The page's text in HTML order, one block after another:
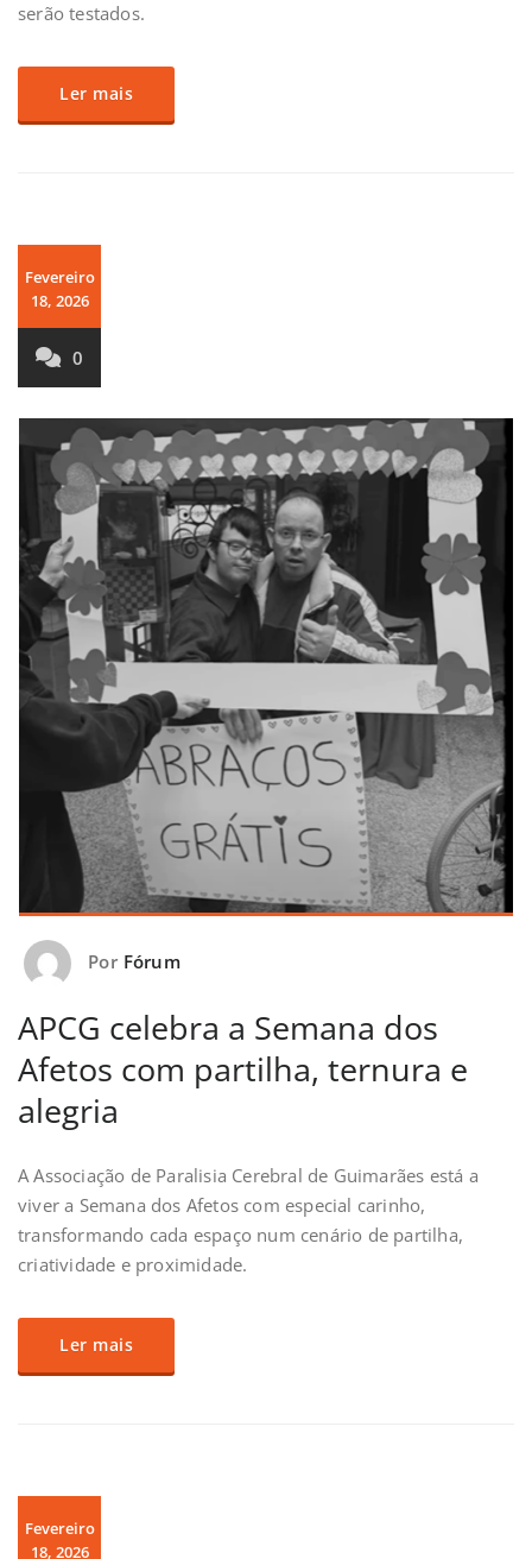
serão testados.
Ler mais
Fevereiro
18, 2026
0
Por Fórum
APCG celebra a Semana dos
Afetos com partilha, ternura e
alegria
A Associação de Paralisia Cerebral de Guimarães está a
viver a Semana dos Afetos com especial carinho,
transformando cada espaço num cenário de partilha,
criatividade e proximidade.
Ler mais
Fevereiro
18, 2026